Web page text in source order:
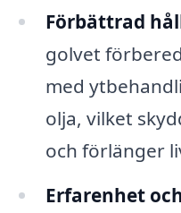
Förbättrad
golvet
med
olja, vilket
och förlänger
Erfarenhet